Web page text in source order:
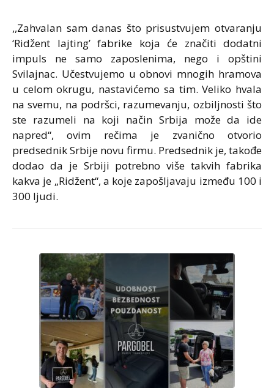
,,Zahvalan sam danas što prisustvujem otvaranju
‘Ridžent lajting’ fabrike koja će značiti dodatni
impuls ne samo zaposlenima, nego i opštini
Svilajnac. Učestvujemo u obnovi mnogih hramova
u celom okrugu, nastavićemo sa tim. Veliko hvala
na svemu, na podršci, razumevanju, ozbiljnosti što
ste razumeli na koji način Srbija može da ide
napred“, ovim rečima je zvanično otvorio
predsednik Srbije novu firmu. Predsednik je, takođe
dodao da je Srbiji potrebno više takvih fabrika
kakva je „Ridžent“, a koje zapošljavaju između 100 i
300 ljudi.